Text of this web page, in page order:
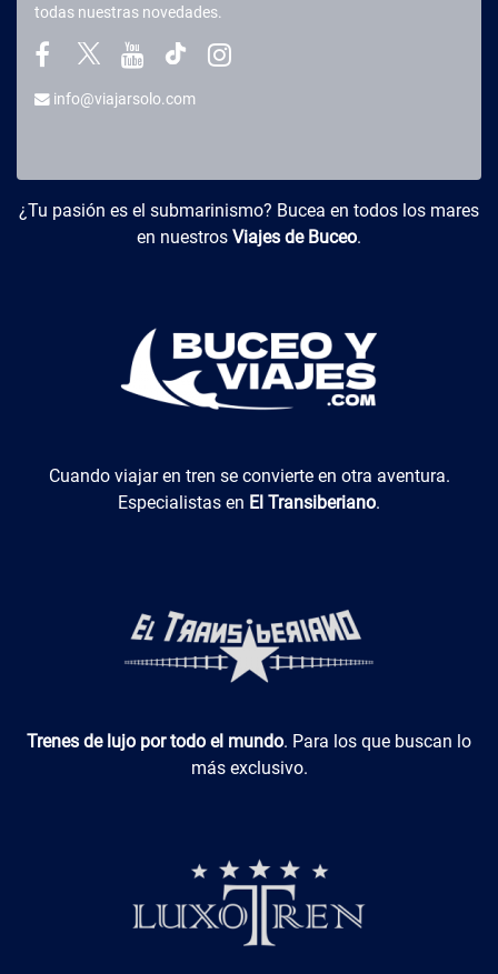
todas nuestras novedades.
info@viajarsolo.com
Buceo y Viajes
¿Tu pasión es el submarinismo? Bucea en todos los mares
en nuestros Viajes de Buceo.
El Transiberiano
Cuando viajar en tren se convierte en otra aventura.
Especialistas en El Transiberiano.
Luxotren
Trenes de lujo por todo el mundo. Para los que buscan lo
más exclusivo.